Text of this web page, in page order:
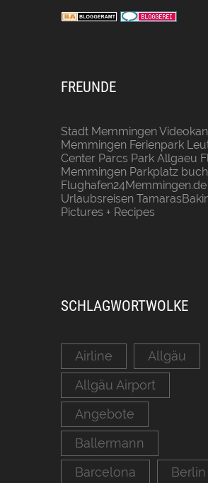
FREUNDE
Stadt Memmingen
Memmingen Ferienpark
Center Parcs Park Allgaeu
Memmingen Parkplatz
Flughafen24Memmingen.de
Urlaubsreisen
Pictures + Recipes
SCHLAGWORTWOLKE
Airline
Allgäu
Allgäu Airport
Angebote
Ballermann
Barcelona
Berlin